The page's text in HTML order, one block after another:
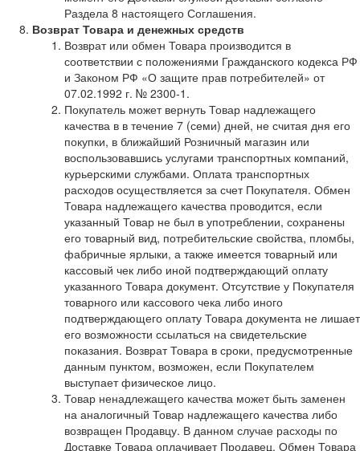
Раздела 8 настоящего Соглашения.
Возврат Товара и денежных средств
Возврат или обмен Товара производится в
соответствии с положениями Гражданского кодекса РФ
и Законом РФ «О защите прав потребителей» от
07.02.1992 г. № 2300-1.
Покупатель может вернуть Товар надлежащего
качества в в течение 7 (семи) дней, не считая дня его
покупки, в ближайший Розничный магазин или
воспользовавшись услугами транспортных компаний,
курьерскими службами. Оплата транспортных
расходов осуществляется за счет Покупателя. Обмен
Товара надлежащего качества проводится, если
указанный Товар не был в употреблении, сохранены
его товарный вид, потребительские свойства, пломбы,
фабричные ярлыки, а также имеется товарный или
кассовый чек либо иной подтверждающий оплату
указанного Товара документ. Отсутствие у Покупателя
товарного или кассового чека либо иного
подтверждающего оплату Товара документа не лишает
его возможности ссылаться на свидетельские
показания. Возврат Товара в сроки, предусмотренные
данным пунктом, возможен, если Покупателем
выступает физическое лицо.
Товар ненадлежащего качества может быть заменен
на аналогичный Товар надлежащего качества либо
возвращен Продавцу. В данном случае расходы по
Доставке Товара оплачивает Продавец. Обмен Товара